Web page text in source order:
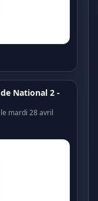
National 2 -
mardi 28 avril